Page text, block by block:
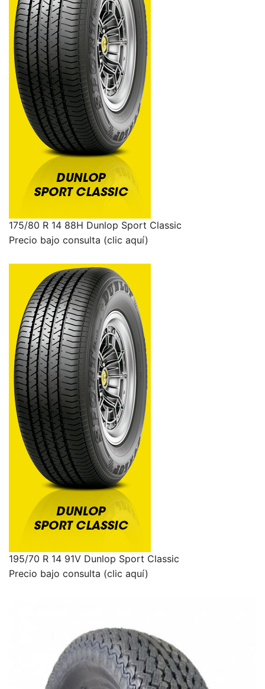
175/80 R 14 88H Dunlop Sport Classic
Precio bajo consulta (clic aquí)
195/70 R 14 91V Dunlop Sport Classic
Precio bajo consulta (clic aquí)